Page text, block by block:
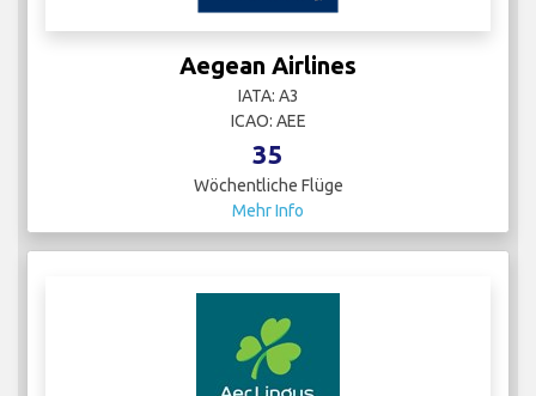
Aegean Airlines
IATA: A3
ICAO: AEE
35
Wöchentliche Flüge
Mehr Info